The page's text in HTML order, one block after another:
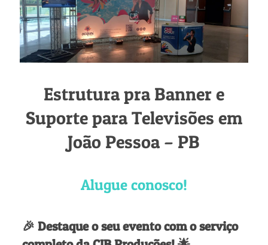
Estrutura pra Banner e
Suporte para Televisões em
João Pessoa – PB
Alugue conosco!
🎉 Destaque o seu evento com o serviço